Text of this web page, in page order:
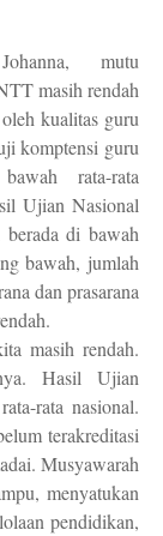
mutu
masih rendah
kualitas guru
komptensi guru
rata-rata
Ujian Nasional
di bawah
bawah, jumlah
dan prasarana
masih rendah.
Hasil Ujian
rata nasional.
terakreditasi
Musyawarah
menyatukan
pendidikan,